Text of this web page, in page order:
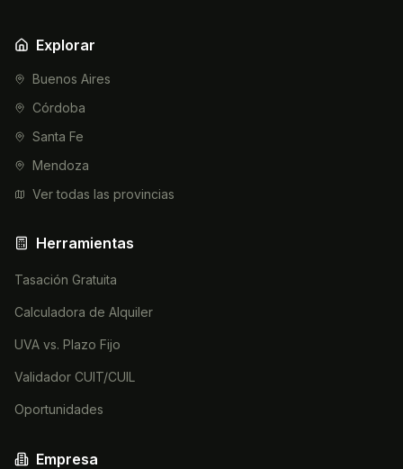
Explorar
Buenos Aires
Córdoba
Santa Fe
Mendoza
Ver todas las provincias
Herramientas
Tasación Gratuita
Calculadora de Alquiler
UVA vs. Plazo Fijo
Validador CUIT/CUIL
Oportunidades
Empresa